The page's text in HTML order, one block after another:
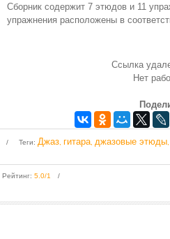
Сборник содержит 7 этюдов и 11
упражнения расположены в
Ссылка
Нет
Теги: Джаз гитара джазовые этюды
Рейтинг: 5.0/1